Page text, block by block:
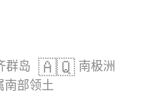
群岛 🇦🇶 南极洲
南部领土